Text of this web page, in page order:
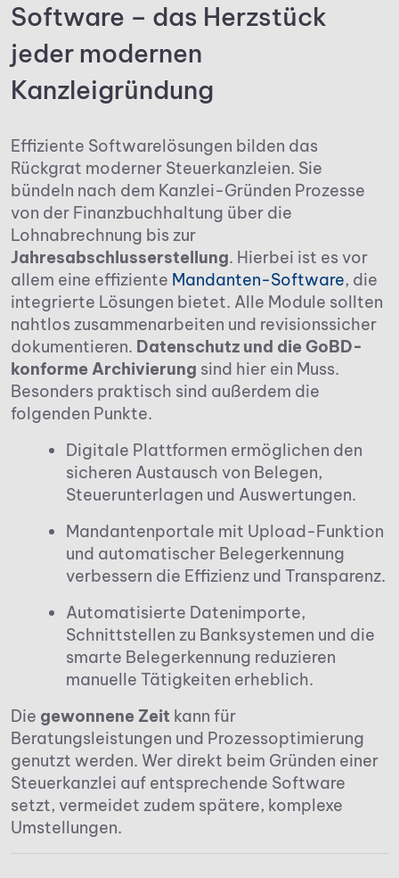
Software – das Herzstück
jeder modernen
Kanzleigründung
Effiziente Softwarelösungen bilden das
Rückgrat moderner Steuerkanzleien. Sie
bündeln nach dem Kanzlei-Gründen Prozesse
von der Finanzbuchhaltung über die
Lohnabrechnung bis zur
Jahresabschlusserstellung. Hierbei ist es vor
allem eine effiziente Mandanten-Software, die
integrierte Lösungen bietet. Alle Module sollten
nahtlos zusammenarbeiten und revisionssicher
dokumentieren. Datenschutz und die GoBD-
konforme Archivierung sind hier ein Muss.
Besonders praktisch sind außerdem die
folgenden Punkte.
Digitale Plattformen ermöglichen den
sicheren Austausch von Belegen,
Steuerunterlagen und Auswertungen.
Mandantenportale mit Upload-Funktion
und automatischer Belegerkennung
verbessern die Effizienz und Transparenz.
Automatisierte Datenimporte,
Schnittstellen zu Banksystemen und die
smarte Belegerkennung reduzieren
manuelle Tätigkeiten erheblich.
Die gewonnene Zeit kann für
Beratungsleistungen und Prozessoptimierung
genutzt werden. Wer direkt beim Gründen einer
Steuerkanzlei auf entsprechende Software
setzt, vermeidet zudem spätere, komplexe
Umstellungen.